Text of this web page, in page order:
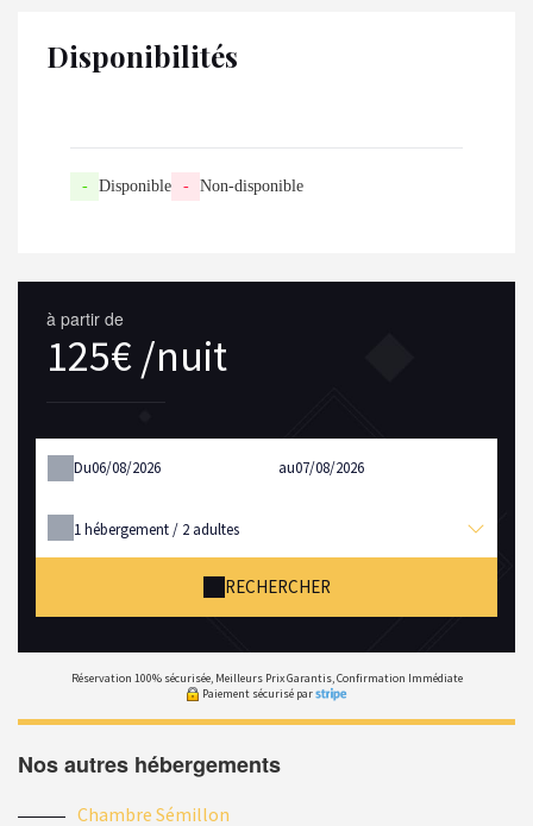
Disponibilités
- Disponible - Non-disponible
à partir de
125€ /nuit
Du au
1hébergement / 2 adultes
RECHERCHER
Réservation 100% sécurisée, Meilleurs Prix Garantis, Confirmation Immédiate
Paiement sécurisé par
Nos autres hébergements
Chambre Sémillon